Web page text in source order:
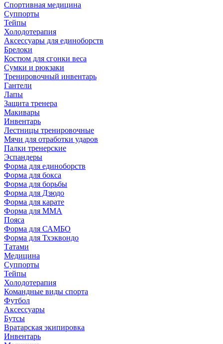
Спортивная медицина
Суппорты
Тейпы
Холодотерапия
Аксессуары для единоборств
Брелоки
Костюм для сгонки веса
Сумки и рюкзаки
Тренировочный инвентарь
Гантели
Лапы
Защита тренера
Макивары
Инвентарь
Лестницы тренировочные
Мячи для отработки ударов
Палки тренерские
Эспандеры
Форма для единоборств
Форма для бокса
Форма для борьбы
Форма для Дзюдо
Форма для карате
Форма для MMA
Пояса
Форма для САМБО
Форма для Тхэквондо
Татами
Медицина
Суппорты
Тейпы
Холодотерапия
Командные виды спорта
Футбол
Аксессуары
Бутсы
Вратарская экипировка
Инвентарь